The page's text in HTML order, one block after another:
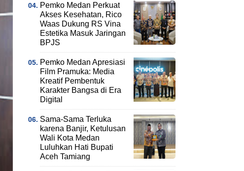
Pemko Medan Perkuat
Akses Kesehatan, Rico
Waas Dukung RS Vina
Estetika Masuk Jaringan
BPJS
Pemko Medan Apresiasi
Film Pramuka: Media
Kreatif Pembentuk
Karakter Bangsa di Era
Digital
Sama-Sama Terluka
karena Banjir, Ketulusan
Wali Kota Medan
Luluhkan Hati Bupati
Aceh Tamiang